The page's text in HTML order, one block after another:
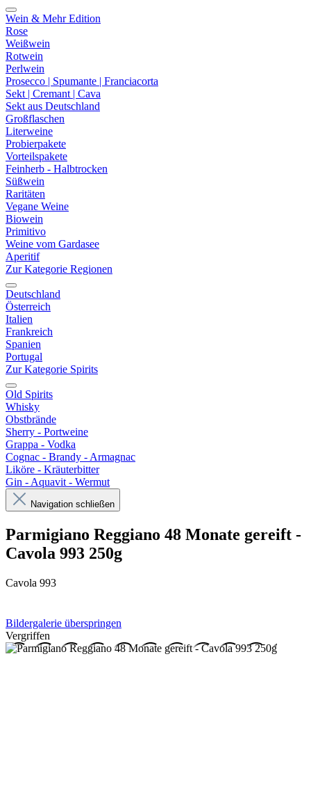
Wein & Mehr Edition
Rose
Weißwein
Rotwein
Perlwein
Prosecco | Spumante | Franciacorta
Sekt | Cremant | Cava
Sekt aus Deutschland
Großflaschen
Literweine
Probierpakete
Vorteilspakete
Feinherb - Halbtrocken
Süßwein
Raritäten
Vegane Weine
Biowein
Primitivo
Weine vom Gardasee
Aperitif
Zur Kategorie Regionen
Deutschland
Österreich
Italien
Frankreich
Spanien
Portugal
Zur Kategorie Spirits
Old Spirits
Whisky
Obstbrände
Sherry - Portweine
Grappa - Vodka
Cognac - Brandy - Armagnac
Liköre - Kräuterbitter
Gin - Aquavit - Wermut
Navigation schließen
Parmigiano Reggiano 48 Monate gereift -
Cavola 993 250g
Cavola 993
Bildergalerie überspringen
Vergriffen